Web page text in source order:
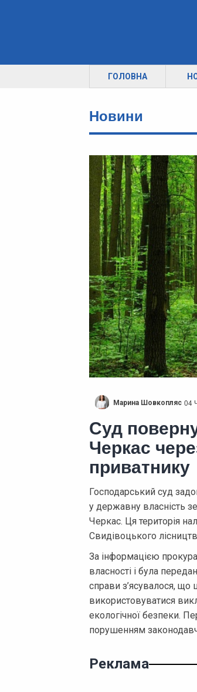
ГОЛОВНА
Новини
Марина Шовкопляс 04
Суд
Черкас
приватнику
Господарський суд
у державну власність
Черкас. Ця територія
Свидівоцького
За інформацією
власності і була
справи з’ясувалося,
використовуватися
екологічної безпеки.
порушенням
Реклама